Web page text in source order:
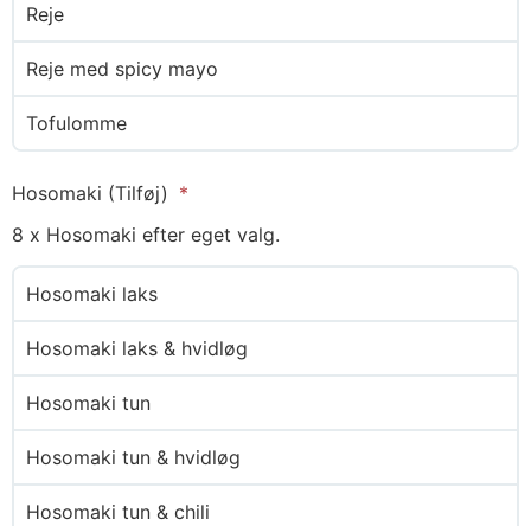
Reje
Reje med spicy mayo
Tofulomme
Hosomaki (Tilføj)
8 x Hosomaki efter eget valg.
Hosomaki laks
Hosomaki laks & hvidløg
Hosomaki tun
Hosomaki tun & hvidløg
Hosomaki tun & chili